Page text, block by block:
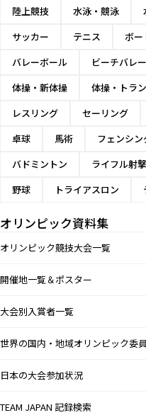
陸上競技 水泳・競泳
サッカー
テニス ボー
バレーボール
ビーチバレー
体操・新体操
体操・トラ
レスリング
セーリング
卓球
馬術 フェンシン
バドミントン
ライフル射撃
野球
トライアスロン
オリンピック資料集
オリンピック競技大会一覧
開催地一覧＆ポスター
大会別入賞者一覧
世界の国内・地域オリンピック委
日本の大会参加状況
TEAM JAPAN 記録検索